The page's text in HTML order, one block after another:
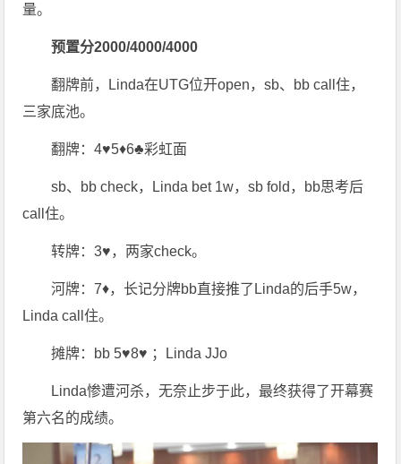
量。
预置分2000/4000/4000
翻牌前，Linda在UTG位开open，sb、bb call住，
三家底池。
翻牌：4♥5♦6♣彩虹面
sb、bb check，Linda bet 1w，sb fold，bb思考后
call住。
转牌：3♥，两家check。
河牌：7♦，长记分牌bb直接推了Linda的后手5w，
Linda call住。
摊牌：bb 5♥8♥ ；Linda JJo
Linda惨遭河杀，无奈止步于此，最终获得了开幕赛
第六名的成绩。